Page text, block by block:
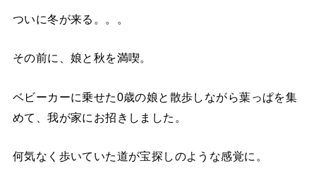
ついに冬が来る。。。
その前に、娘と秋を満喫。
ベビーカーに乗せた0歳の娘と散歩しながら葉っぱを集
めて、我が家にお招きしました。
何気なく歩いていた道が宝探しのような感覚に。